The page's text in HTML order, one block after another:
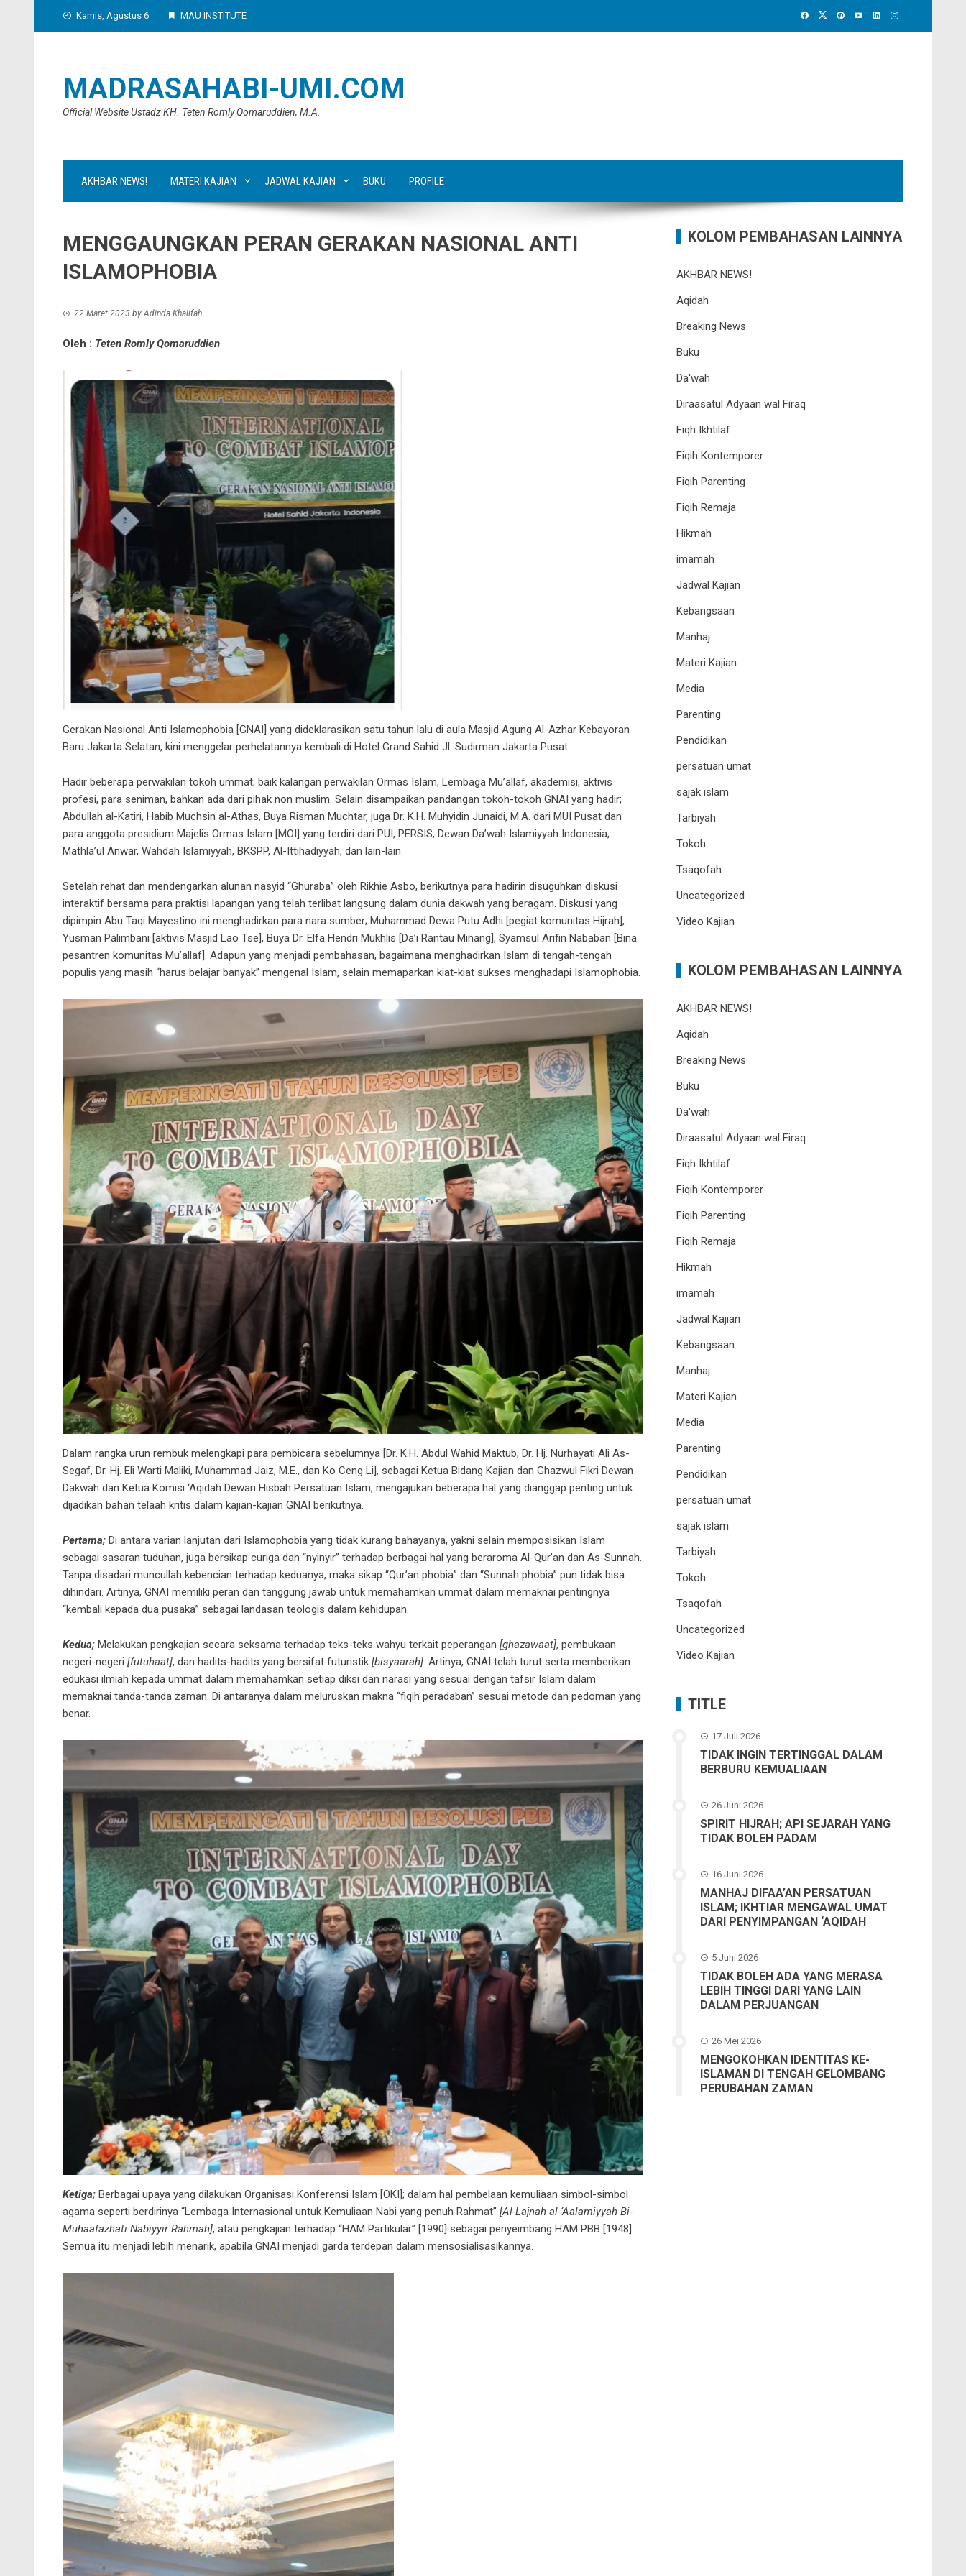
Kamis, Agustus 6 MAU INSTITUTE
MADRASAHABI-UMI.COM
Official Website Ustadz KH. Teten Romly Qomaruddien, M.A.
AKHBAR NEWS! MATERI KAJIAN JADWAL KAJIAN BUKU PROFILE
MENGGAUNGKAN PERAN GERAKAN NASIONAL ANTI
ISLAMOPHOBIA
22 Maret 2023 byAdinda Khalifah
Oleh : Teten Romly Qomaruddien
Gerakan Nasional Anti Islamophobia [GNAI] yang dideklarasikan satu tahun lalu di aula Masjid Agung Al-Azhar Kebayoran
Baru Jakarta Selatan, kini menggelar perhelatannya kembali di Hotel Grand Sahid Jl. Sudirman Jakarta Pusat.
Hadir beberapa perwakilan tokoh ummat; baik kalangan perwakilan Ormas Islam, Lembaga Mu’allaf, akademisi, aktivis
profesi, para seniman, bahkan ada dari pihak non muslim. Selain disampaikan pandangan tokoh-tokoh GNAI yang hadir;
Abdullah al-Katiri, Habib Muchsin al-Athas, Buya Risman Muchtar, juga Dr. K.H. Muhyidin Junaidi, M.A. dari MUI Pusat dan
para anggota presidium Majelis Ormas Islam [MOI] yang terdiri dari PUI, PERSIS, Dewan Da’wah Islamiyyah Indonesia,
Mathla’ul Anwar, Wahdah Islamiyyah, BKSPP, Al-Ittihadiyyah, dan lain-lain.
Setelah rehat dan mendengarkan alunan nasyid “Ghuraba” oleh Rikhie Asbo, berikutnya para hadirin disuguhkan diskusi
interaktif bersama para praktisi lapangan yang telah terlibat langsung dalam dunia dakwah yang beragam. Diskusi yang
dipimpin Abu Taqi Mayestino ini menghadirkan para nara sumber; Muhammad Dewa Putu Adhi [pegiat komunitas Hijrah],
Yusman Palimbani [aktivis Masjid Lao Tse], Buya Dr. Elfa Hendri Mukhlis [Da’i Rantau Minang], Syamsul Arifin Nababan [Bina
pesantren komunitas Mu’allaf]. Adapun yang menjadi pembahasan, bagaimana menghadirkan Islam di tengah-tengah
populis yang masih “harus belajar banyak” mengenal Islam, selain memaparkan kiat-kiat sukses menghadapi Islamophobia.
Dalam rangka urun rembuk melengkapi para pembicara sebelumnya [Dr. K.H. Abdul Wahid Maktub, Dr. Hj. Nurhayati Ali As-
Segaf, Dr. Hj. Eli Warti Maliki, Muhammad Jaiz, M.E., dan Ko Ceng Li], sebagai Ketua Bidang Kajian dan Ghazwul Fikri Dewan
Dakwah dan Ketua Komisi ‘Aqidah Dewan Hisbah Persatuan Islam, mengajukan beberapa hal yang dianggap penting untuk
dijadikan bahan telaah kritis dalam kajian-kajian GNAI berikutnya.
Pertama; Di antara varian lanjutan dari Islamophobia yang tidak kurang bahayanya, yakni selain memposisikan Islam
sebagai sasaran tuduhan, juga bersikap curiga dan “nyinyir” terhadap berbagai hal yang beraroma Al-Qur’an dan As-Sunnah.
Tanpa disadari muncullah kebencian terhadap keduanya, maka sikap “Qur’an phobia” dan “Sunnah phobia” pun tidak bisa
dihindari. Artinya, GNAI memiliki peran dan tanggung jawab untuk memahamkan ummat dalam memaknai pentingnya
“kembali kepada dua pusaka” sebagai landasan teologis dalam kehidupan.
Kedua; Melakukan pengkajian secara seksama terhadap teks-teks wahyu terkait peperangan [ghazawaat], pembukaan
negeri-negeri [futuhaat], dan hadits-hadits yang bersifat futuristik [bisyaarah]. Artinya, GNAI telah turut serta memberikan
edukasi ilmiah kepada ummat dalam memahamkan setiap diksi dan narasi yang sesuai dengan tafsir Islam dalam
memaknai tanda-tanda zaman. Di antaranya dalam meluruskan makna “fiqih peradaban” sesuai metode dan pedoman yang
benar.
Ketiga; Berbagai upaya yang dilakukan Organisasi Konferensi Islam [OKI]; dalam hal pembelaan kemuliaan simbol-simbol
agama seperti berdirinya “Lembaga Internasional untuk Kemuliaan Nabi yang penuh Rahmat” [Al-Lajnah al-‘Aalamiyyah Bi-
Muhaafazhati Nabiyyir Rahmah], atau pengkajian terhadap “HAM Partikular” [1990] sebagai penyeimbang HAM PBB [1948].
Semua itu menjadi lebih menarik, apabila GNAI menjadi garda terdepan dalam mensosialisasikannya.
KOLOM PEMBAHASAN LAINNYA
AKHBAR NEWS!
Aqidah
Breaking News
Buku
Da'wah
Diraasatul Adyaan wal Firaq
Fiqh Ikhtilaf
Fiqih Kontemporer
Fiqih Parenting
Fiqih Remaja
Hikmah
imamah
Jadwal Kajian
Kebangsaan
Manhaj
Materi Kajian
Media
Parenting
Pendidikan
persatuan umat
sajak islam
Tarbiyah
Tokoh
Tsaqofah
Uncategorized
Video Kajian
KOLOM PEMBAHASAN LAINNYA
AKHBAR NEWS!
Aqidah
Breaking News
Buku
Da'wah
Diraasatul Adyaan wal Firaq
Fiqh Ikhtilaf
Fiqih Kontemporer
Fiqih Parenting
Fiqih Remaja
Hikmah
imamah
Jadwal Kajian
Kebangsaan
Manhaj
Materi Kajian
Media
Parenting
Pendidikan
persatuan umat
sajak islam
Tarbiyah
Tokoh
Tsaqofah
Uncategorized
Video Kajian
TITLE
17 Juli 2026
TIDAK INGIN TERTINGGAL DALAM
BERBURU KEMUALIAAN
26 Juni 2026
SPIRIT HIJRAH; API SEJARAH YANG
TIDAK BOLEH PADAM
16 Juni 2026
MANHAJ DIFAA’AN PERSATUAN
ISLAM; IKHTIAR MENGAWAL UMAT
DARI PENYIMPANGAN ‘AQIDAH
5 Juni 2026
TIDAK BOLEH ADA YANG MERASA
LEBIH TINGGI DARI YANG LAIN
DALAM PERJUANGAN
26 Mei 2026
MENGOKOHKAN IDENTITAS KE-
ISLAMAN DI TENGAH GELOMBANG
PERUBAHAN ZAMAN